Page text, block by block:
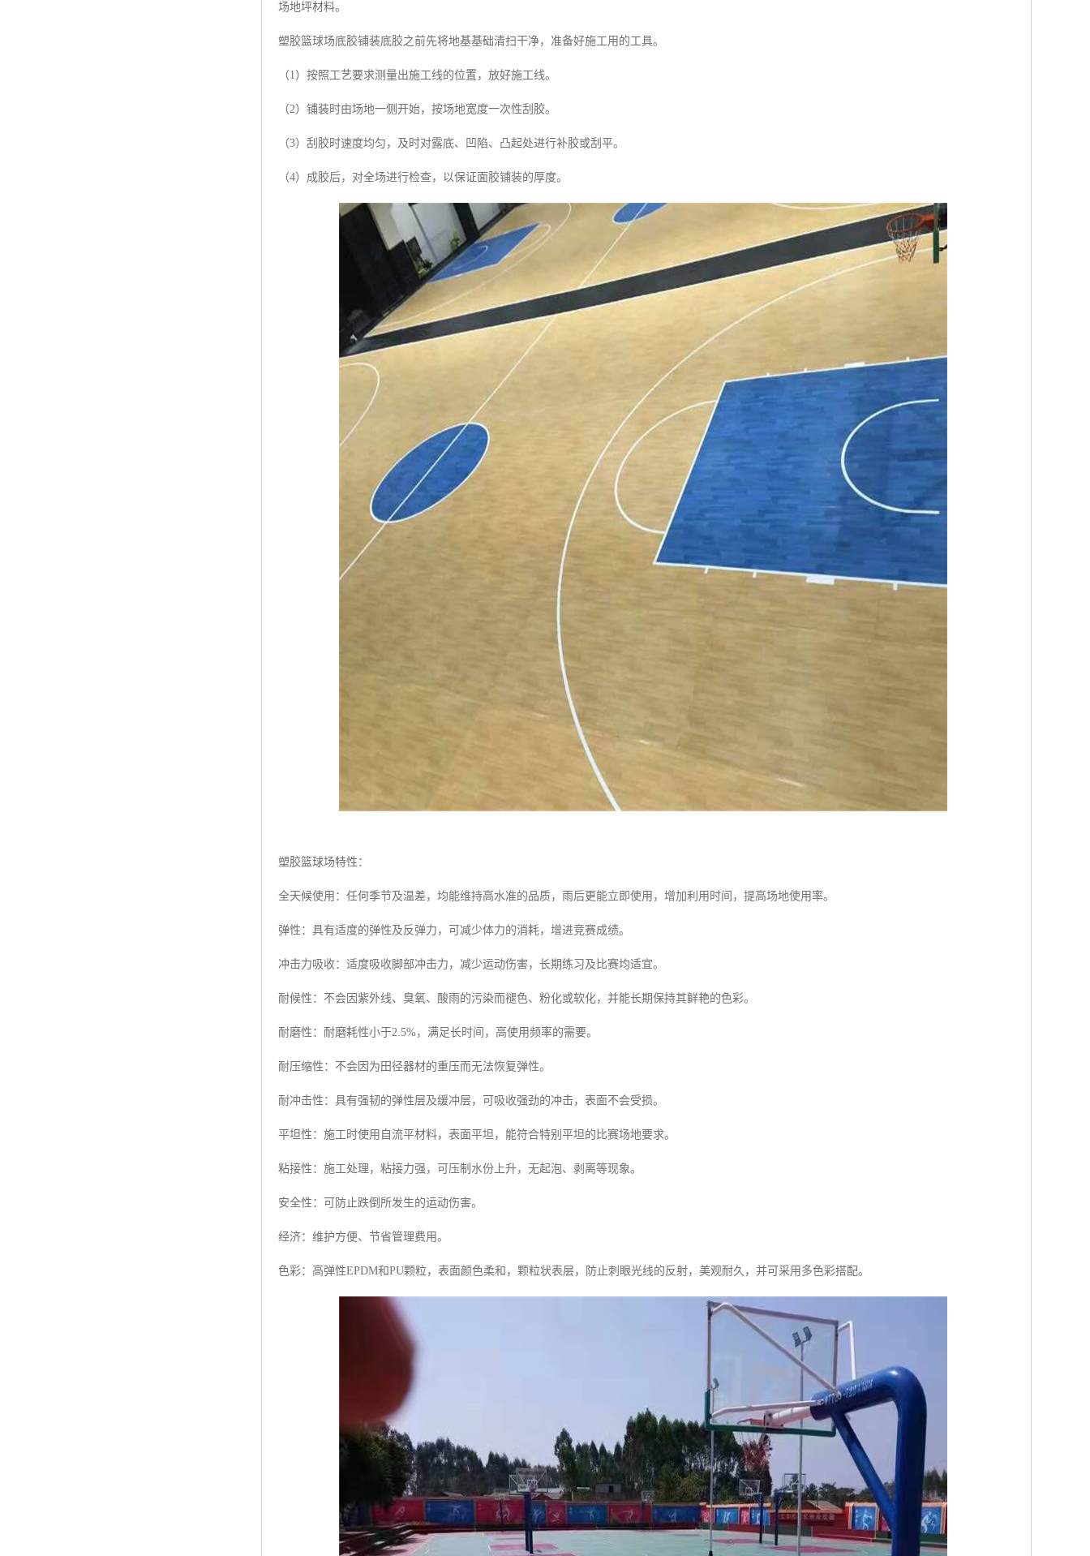
场地坪材料。
塑胶篮球场底胶铺装底胶之前先将地基基础清扫干净，准备好施工用的工具。
（1）按照工艺要求测量出施工线的位置，放好施工线。
（2）铺装时由场地一侧开始，按场地宽度一次性刮胶。
（3）刮胶时速度均匀，及时对露底、凹陷、凸起处进行补胶或刮平。
（4）成胶后，对全场进行检查，以保证面胶铺装的厚度。
塑胶篮球场特性：
全天候使用：任何季节及温差，均能维持高水准的品质，雨后更能立即使用，增加利用时间，提高场地使用率。
弹性：具有适度的弹性及反弹力，可减少体力的消耗，增进竞赛成绩。
冲击力吸收：适度吸收脚部冲击力，减少运动伤害，长期练习及比赛均适宜。
耐候性：不会因紫外线、臭氧、酸雨的污染而褪色、粉化或软化，并能长期保持其鲜艳的色彩。
耐磨性：耐磨耗性小于2.5%，满足长时间，高使用频率的需要。
耐压缩性：不会因为田径器材的重压而无法恢复弹性。
耐冲击性：具有强韧的弹性层及缓冲层，可吸收强劲的冲击，表面不会受损。
平坦性：施工时使用自流平材料，表面平坦，能符合特别平坦的比赛场地要求。
粘接性：施工处理，粘接力强，可压制水份上升，无起泡、剥离等现象。
安全性：可防止跌倒所发生的运动伤害。
经济：维护方便、节省管理费用。
色彩：高弹性EPDM和PU颗粒，表面颜色柔和，颗粒状表层，防止刺眼光线的反射，美观耐久，并可采用多色彩搭配。